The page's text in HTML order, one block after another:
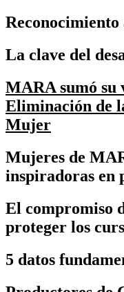
La clave del
MARA sumó su
Eliminación de
Mujer
Mujeres de
inspiradoras en
El compromiso
proteger los
5 datos